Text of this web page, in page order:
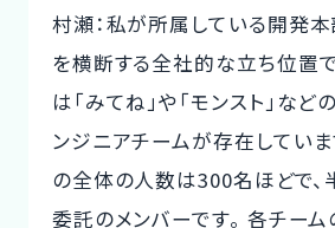
村瀬：私が所属している開発
を横断する全社的な立ち位置
は「みてね」や「モンスト」な
ンジニアチームが存在していま
の全体の人数は300名ほどで
委託のメンバーです。 各チー